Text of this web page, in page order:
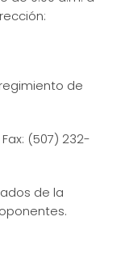
de
(507) 232-
de la